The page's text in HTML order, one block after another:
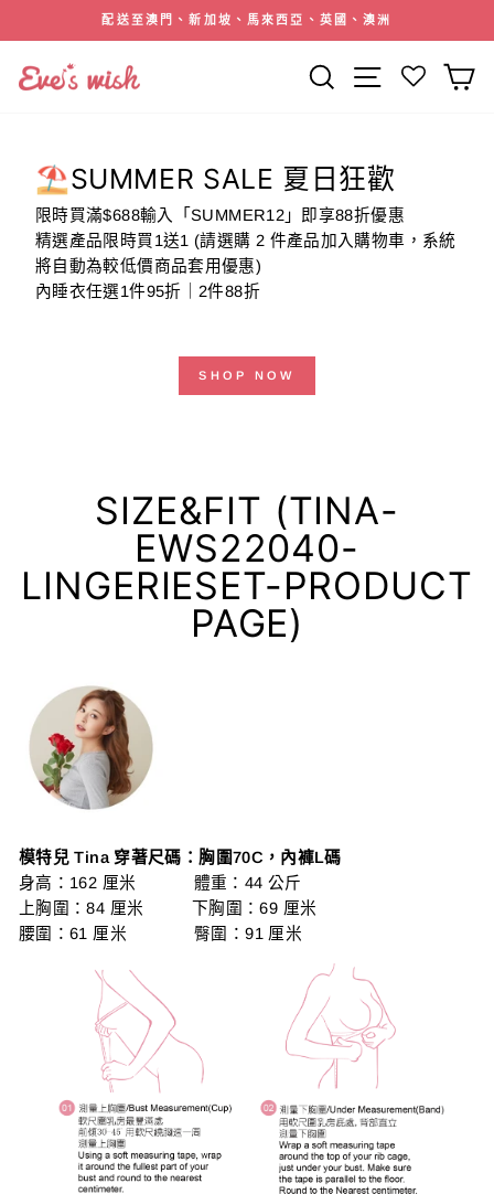
暫
配送至澳門、新加坡、馬來西亞、英國、澳洲
搜索 網站導航
⛱️SUMMER SALE 夏日狂歡
限時買滿$688輸入「SUMMER12」即享88折優惠
精選產品限時買1送1 (請選購 2 件產品加入購物車，系統
將自動為較低價商品套用優惠)
內睡衣任選1件95折｜2件88折
SHOP NOW
SIZE&FIT (TINA-
EWS22040-
LINGERIESET-PRODUCT
PAGE)
模特兒 Tina 穿著尺碼：胸圍70C，內褲L碼
身高：162 厘米 體重：44 公斤
上胸圍：84 厘米 下胸圍：69 厘米
腰圍：61 厘米 臀圍：91 厘米